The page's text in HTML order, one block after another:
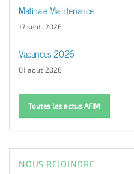
Matinale Maintenance
17 sept. 2026
Vacances 2026
01 août 2026
Toutes les actus AFIM
NOUS REJOINDRE